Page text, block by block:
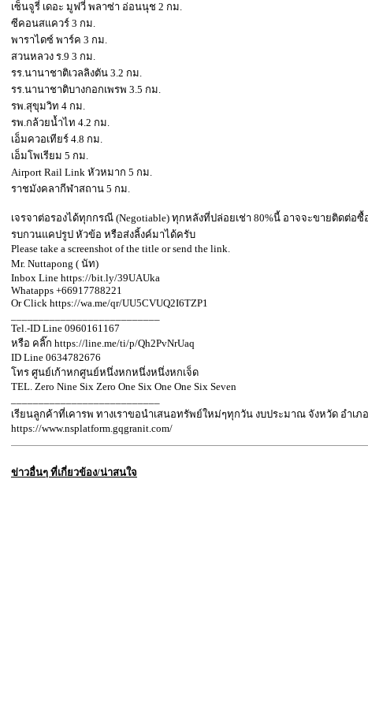
เซ็นจูรี่ เดอะ มูฟวี่ พลาซ่า อ่อนนุช 2 กม.
ซีคอนสแควร์ 3 กม.
พาราไดซ์ พาร์ค 3 กม.
สวนหลวง ร.9 3 กม.
รร.นานาชาติเวลลิงตัน 3.2 กม.
รร.นานาชาติบางกอกเพรพ 3.5 กม.
รพ.สุขุมวิท 4 กม.
รพ.กล้วยน้ำไท 4.2 กม.
เอ็มควอเทียร์ 4.8 กม.
เอ็มโพเรียม 5 กม.
Airport Rail Link หัวหมาก 5 กม.
ราชมังคลากีฬาสถาน 5 กม.
เจรจาต่อรองได้ทุกกรณี (Negotiable) ทุกหลังที่ปล่อยเช่า 80%นี้ อาจจะขายติดต่อซื้
รบกวนแคปรูป หัวข้อ หรือส่งลิ้งค์มาได้ครับ
Please take a screenshot of the title or send the link.
Mr. Nuttapong ( นัท)
Inbox Line https://bit.ly/39UAUka
Whatapps +66917788221
Or Click https://wa.me/qr/UU5CVUQ2I6TZP1
Tel.-ID Line 0960161167
หรือ คลิ๊ก https://line.me/ti/p/Qh2PvNrUaq
ID Line 0634782676
โทร ศูนย์เก้าหกศูนย์หนึ่งหกหนึ่งหนึ่งหกเจ็ด
TEL. Zero Nine Six Zero One Six One One Six Seven
เรียนลูกค้าที่เคารพ ทางเราขอนำเสนอทรัพย์ใหม่ๆทุกวัน งบประมาณ จังหวัด อำเภ
https://www.nsplatform.gqgranit.com/
ข่าวอื่นๆ ที่เกี่ยวข้อง/น่าสนใจ